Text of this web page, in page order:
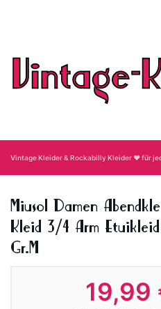
Vintage Kleider & Rockabilly Kleider ❤ für
Miusol Damen
Kleid 3/4 Arm
Gr.M